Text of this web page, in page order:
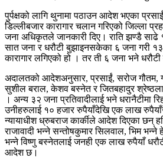
पुर्पक्षको लागि थुनामा पठाउन आदेश भएका
डिल्लीबजार कारागार चलान गरिएको जिल्ला
जना अधिकृतले जानकारी दिए। राति झण्डै
सात जना र धरौटी बुझाइनसकेका ६ जना गरी
कारागार लगिएको हो । तर ती ६ जना भने
अदालतको आदेशअनुसार, प्रसाईं, सरोज गौतम,
सुशील बराल, केशव बस्नेत र जितबहादुर
। अन्य ३२ जना प्रतिवादीलाई भने धरानैटीमा
उनीहरुलाई १० हजार रुपैयाँदेखि एक लाख
न्यायाधीश ध्रुबराज कार्कीले आदेश दिएका छन्
राजावादी भन्ने सन्तोषकुमार सिलवाल, भिम भन्ने
भन्ने विष्णु बस्नेतलाई जनही एक लाख रुपैयाँ
आदेश छ।